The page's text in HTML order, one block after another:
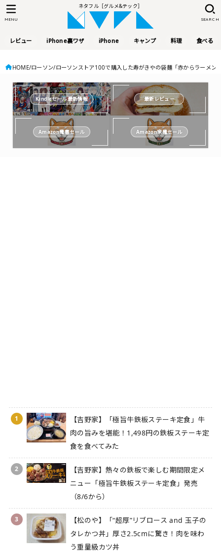
ネタフル［グルメ&テック］
レビュー iPhone裏ワザ iPhone キャンプ 料理 食べる
SEARCH
MENU
HOME ローソン ローソンストア100で購入した寿がきやの袋麺「赤からラーメン
Kindleセール最新情報 最新レビュー
Amazon電書セール Amazon家電セール
1
【吉野家】「極旨牛鉄板ステーキ定食」牛
肉の旨みを堪能！1,498円の鉄板ステーキ定
食を食べてみた
2
【吉野家】熱々の鉄板で楽しむ期間限定メ
ニュー「極旨牛鉄板ステーキ定食」発売
（8/6から）
3
【松のや】「“超厚”リブロース and 玉子の
タレかつ丼」厚さ2.5cmに驚き！肉を味わ
う重量級カツ丼